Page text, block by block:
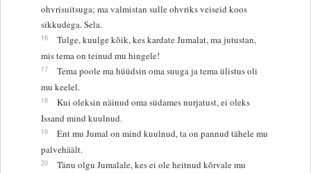
ohvrisuitsuga; ma valmistan sulle ohvriks veiseid koos
sikkudega. Sela.
16
Tulge, kuulge kõik, kes kardate Jumalat, ma jutustan,
mis tema on teinud mu hingele!
17
Tema poole ma hüüdsin oma suuga ja tema ülistus oli
mu keelel.
18
Kui oleksin näinud oma südames nurjatust, ei oleks
Issand mind kuulnud.
19
Ent mu Jumal on mind kuulnud, ta on pannud tähele mu
palvehäält.
20
Tänu olgu Jumalale, kes ei ole heitnud kõrvale mu